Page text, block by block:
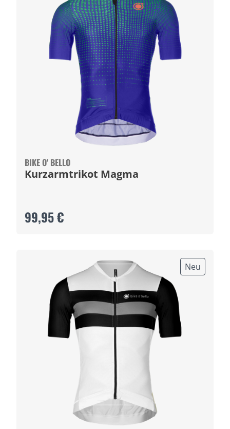
BIKE O' BELLO
Kurzarmtrikot Magma
99,95 €
Neu